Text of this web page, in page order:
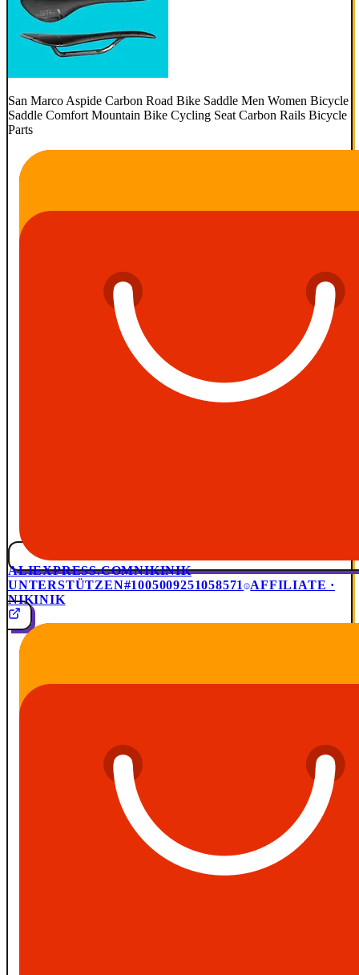
San Marco Aspide Carbon Road Bike Saddle Men Women Bicycle
Saddle Comfort Mountain Bike Cycling Seat Carbon Rails Bicycle
Parts
ALIEXPRESS.COMNIKINIK
UNTERSTÜTZEN#1005009251058571 AFFILIATE ·
NIKINIK